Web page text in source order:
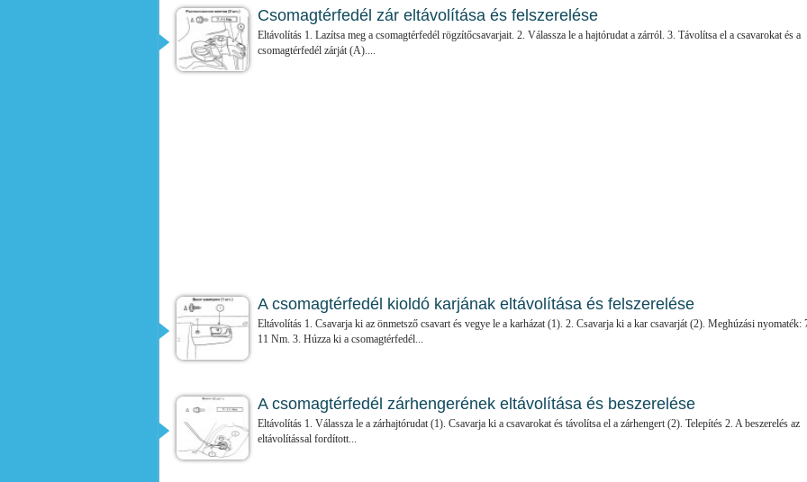
Csomagtérfedél zár eltávolítása és felszerelése
Eltávolítás 1. Lazítsa meg a csomagtérfedél rögzítőcsavarjait. 2. Válassza le a hajtórudat a zárról. 3. Távolítsa el a csavarokat és a
csomagtérfedél zárját (A)....
A csomagtérfedél kioldó karjának eltávolítása és felszerelése
Eltávolítás 1. Csavarja ki az önmetsző csavart és vegye le a karházat (1). 2. Csavarja ki a kar csavarját (2). Meghúzási nyomaték:
11 Nm. 3. Húzza ki a csomagtérfedél...
A csomagtérfedél zárhengerének eltávolítása és beszerelése
Eltávolítás 1. Válassza le a zárhajtórudat (1). Csavarja ki a csavarokat és távolítsa el a zárhengert (2). Telepítés 2. A beszerelés az
eltávolítással fordított...